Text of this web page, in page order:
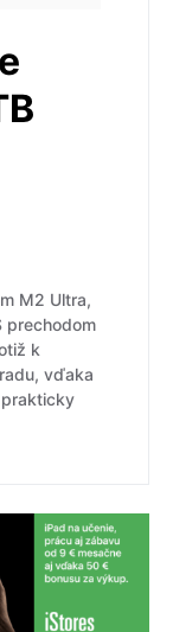
M2 Ultra,
prechodom
k
vďaka